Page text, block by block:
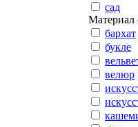
сад
Материал
бархат
букле
велюр